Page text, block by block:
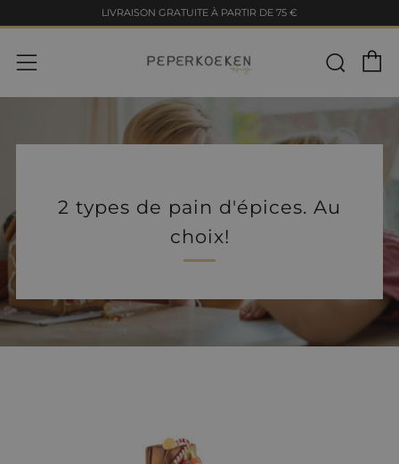
LIVRAISON GRATUITE À PARTIR DE 75 €
2 types de pain d'épices. Au
choix!